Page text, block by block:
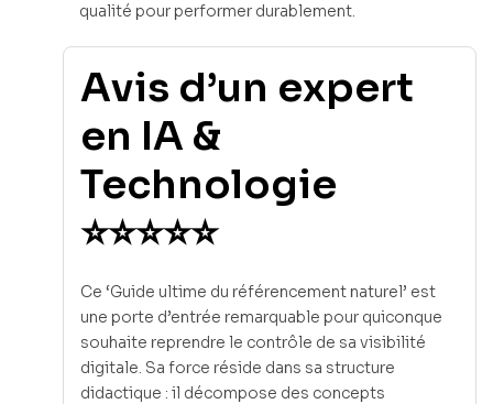
qualité pour performer durablement.
Avis d’un expert
en IA &
Technologie
⭐⭐⭐⭐⭐
Ce ‘Guide ultime du référencement naturel’ est
une porte d’entrée remarquable pour quiconque
souhaite reprendre le contrôle de sa visibilité
digitale. Sa force réside dans sa structure
didactique : il décompose des concepts